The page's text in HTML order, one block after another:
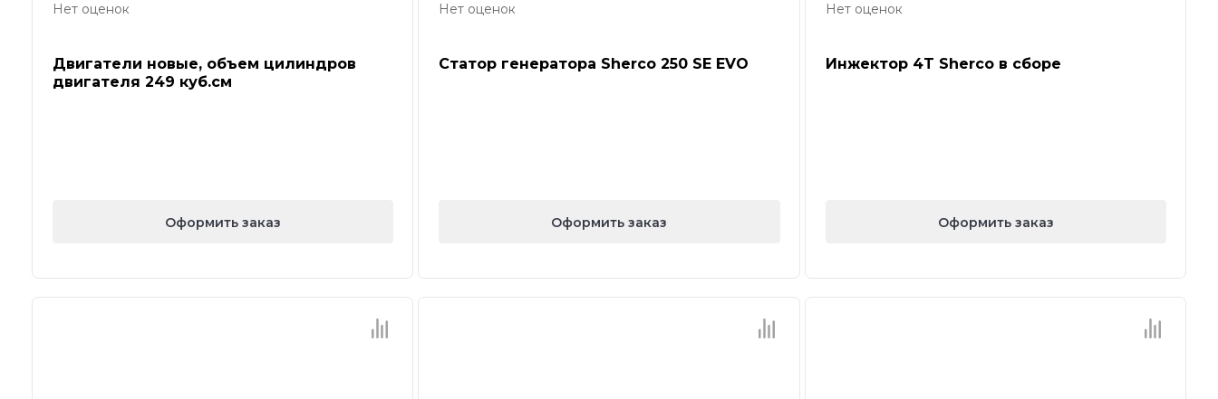
Нет оценок
Двигатели новые, объем цилиндров
двигателя 249 куб.см
Оформить заказ
Нет оценок
Статор генератора Sherco 250 SE EVO
Оформить заказ
Нет оценок
Инжектор 4T Sherco в сборе
Оформить заказ